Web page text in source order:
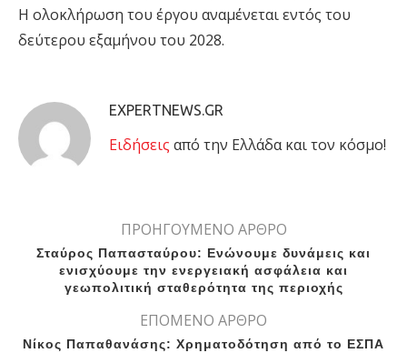
Η ολοκλήρωση του έργου αναμένεται εντός του
δεύτερου εξαμήνου του 2028.
EXPERTNEWS.GR
Eιδήσεις από την Ελλάδα και τον κόσμο!
ΠΡΟΗΓΟΥΜΕΝΟ ΑΡΘΡΟ
Σταύρος Παπασταύρου: Ενώνουμε δυνάμεις και
ενισχύουμε την ενεργειακή ασφάλεια και
γεωπολιτική σταθερότητα της περιοχής
ΕΠΟΜΕΝΟ ΑΡΘΡΟ
Νίκος Παπαθανάσης: Χρηματοδότηση από το ΕΣΠΑ